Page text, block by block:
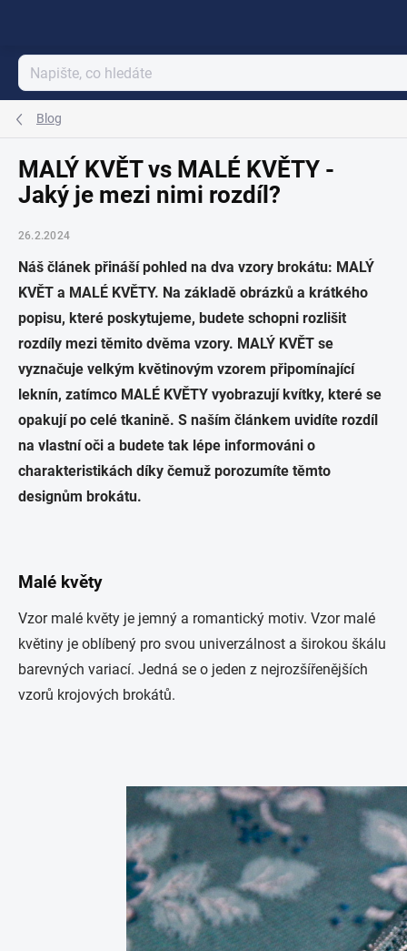
Blog
MALÝ KVĚT vs MALÉ KVĚTY -
Jaký je mezi nimi rozdíl?
26.2.2024
Náš článek přináší pohled na dva vzory brokátu: MALÝ
KVĚT a MALÉ KVĚTY. Na základě obrázků a krátkého
popisu, které poskytujeme, budete schopni rozlišit
rozdíly mezi těmito dvěma vzory. MALÝ KVĚT se
vyznačuje velkým květinovým vzorem připomínající
leknín, zatímco MALÉ KVĚTY vyobrazují kvítky, které se
opakují po celé tkanině. S naším článkem uvidíte rozdíl
na vlastní oči a budete tak lépe informováni o
charakteristikách díky čemuž porozumíte těmto
designům brokátu.
Malé květy
Vzor malé květy je jemný a romantický motiv. Vzor malé
květiny je oblíbený pro svou univerzálnost a širokou škálu
barevných variací. Jedná se o jeden z nejrozšířenějších
vzorů krojových brokátů.